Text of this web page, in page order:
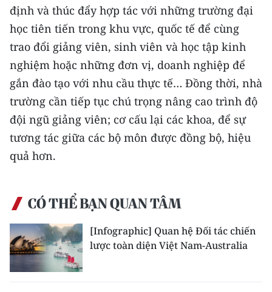
TRI THỨC CHUYÊN SÂU
54 DÂN TỘC VIỆT NAM
CHƯƠNG TRÌNH OCOP - MỖI XÃ
MỘT SẢN PHẨM
RADIO
MEDIA CENTER
Video
Media Chính trị
Media Kinh tế
định và thúc đẩy hợp tác với những trường đại
học tiên tiến trong khu vực, quốc tế để cùng
trao đổi giảng viên, sinh viên và học tập kinh
nghiệm hoặc những đơn vị, doanh nghiệp để
gắn đào tạo với nhu cầu thực tế… Ðồng thời, nhà
trường cần tiếp tục chú trọng nâng cao trình độ
đội ngũ giảng viên; cơ cấu lại các khoa, để sự
tương tác giữa các bộ môn được đồng bộ, hiệu
quả hơn.
CÓ THỂ BẠN QUAN TÂM
[Infographic] Quan hệ Đối tác chiến
lược toàn diện Việt Nam-Australia